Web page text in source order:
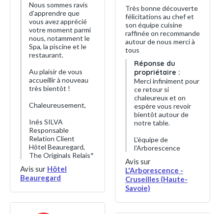
Nous sommes ravis
d’apprendre que
vous avez apprécié
votre moment parmi
nous, notamment le
Spa, la piscine et le
restaurant.
Au plaisir de vous
accueillir à nouveau
très bientôt !
Chaleureusement,
Inês SILVA
Responsable
Relation Client
Hôtel Beauregard,
The Originals Relais*
Avis sur Hôtel
Beauregard
Très bonne découverte
félicitations au chef et
son équipe cuisine
raffinée on recommande
autour de nous merci à
tous
Réponse du
propriétaire :
Merci infiniment pour
ce retour si
chaleureux et on
espère vous revoir
bientôt autour de
notre table.
L'équipe de
l'Arborescence
Avis sur
L'Arborescence -
Cruseilles (Haute-
Savoie)